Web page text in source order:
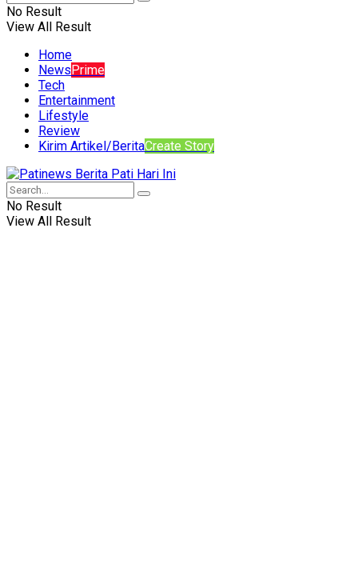
No Result
View All Result
Home
NewsPrime
Tech
Entertainment
Lifestyle
Review
Kirim Artikel/BeritaCreate Story
No Result
View All Result